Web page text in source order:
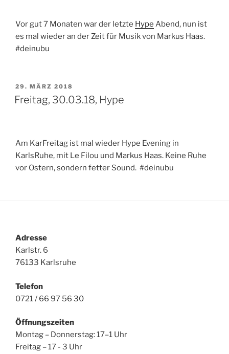
Vor gut 7 Monaten war der letzte Hype Abend, nun ist
es mal wieder an der Zeit für Musik von Markus Haas.
#deinubu
VERÖFFENTLICHT
AM
29. MÄRZ 2018
Freitag, 30.03.18, Hype
Am KarFreitag ist mal wieder Hype Evening in
KarlsRuhe, mit Le Filou und Markus Haas. Keine Ruhe
vor Ostern, sondern fetter Sound. #deinubu
Adresse
Karlstr. 6
76133 Karlsruhe
Telefon
0721 / 66 97 56 30
Öffnungszeiten
Montag – Donnerstag: 17–1 Uhr
Freitag – 17 - 3 Uhr